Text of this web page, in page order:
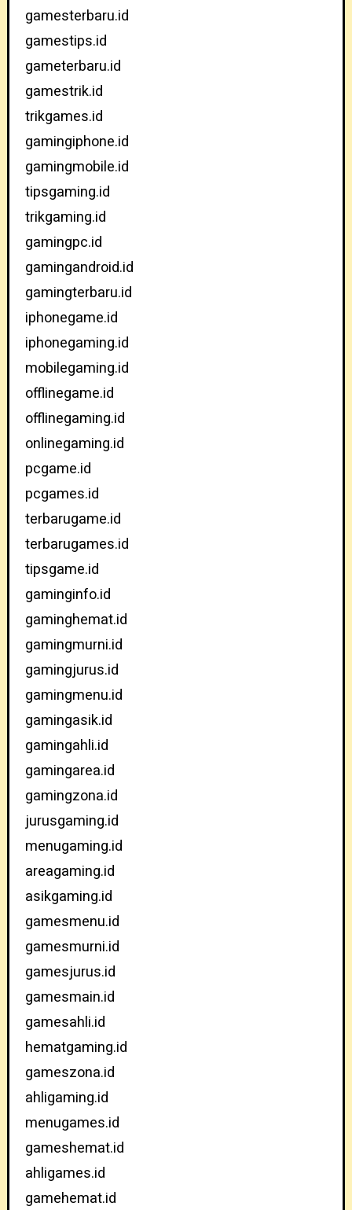
gamesterbaru.id
gamestips.id
gameterbaru.id
gamestrik.id
trikgames.id
gamingiphone.id
gamingmobile.id
tipsgaming.id
trikgaming.id
gamingpc.id
gamingandroid.id
gamingterbaru.id
iphonegame.id
iphonegaming.id
mobilegaming.id
offlinegame.id
offlinegaming.id
onlinegaming.id
pcgame.id
pcgames.id
terbarugame.id
terbarugames.id
tipsgame.id
gaminginfo.id
gaminghemat.id
gamingmurni.id
gamingjurus.id
gamingmenu.id
gamingasik.id
gamingahli.id
gamingarea.id
gamingzona.id
jurusgaming.id
menugaming.id
areagaming.id
asikgaming.id
gamesmenu.id
gamesmurni.id
gamesjurus.id
gamesmain.id
gamesahli.id
hematgaming.id
gameszona.id
ahligaming.id
menugames.id
gameshemat.id
ahligames.id
gamehemat.id